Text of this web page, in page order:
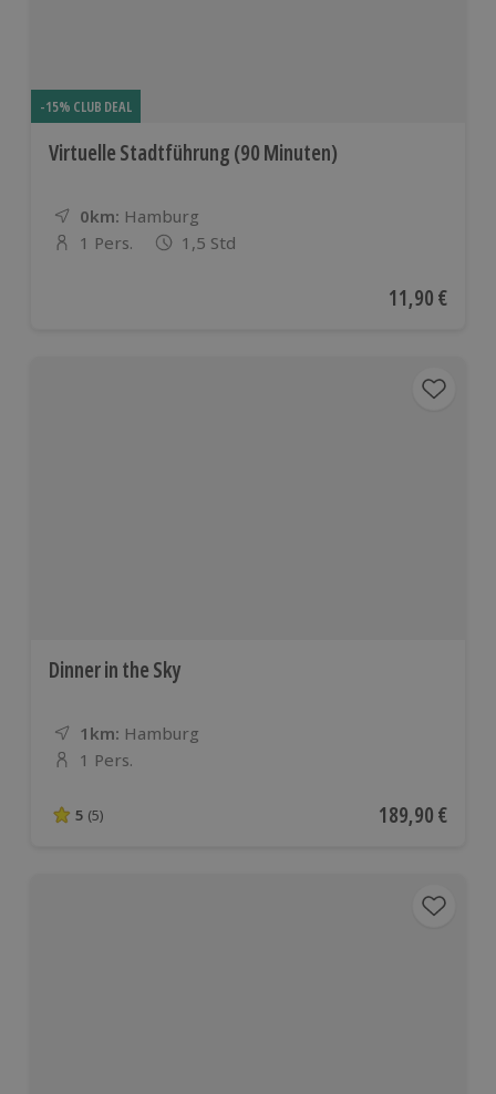
-15% CLUB DEAL
Virtuelle Stadtführung (90 Minuten)
0km: Entfernung
Standort
Hamburg
Anzahl der Teilnehmer
1 Pers. 1,5 Std
Aktueller
11,90 €
Dinner in the Sky
1km: Entfernung
Standort
Hamburg
Anzahl der Teilnehmer
1 Pers.
5 von 5 Sternen basierend auf 5 Bewertungen
5 (5) Aktueller Preis
189,90 €